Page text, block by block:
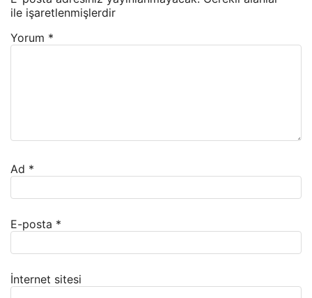
ile işaretlenmişlerdir
Yorum *
Ad *
E-posta *
İnternet sitesi